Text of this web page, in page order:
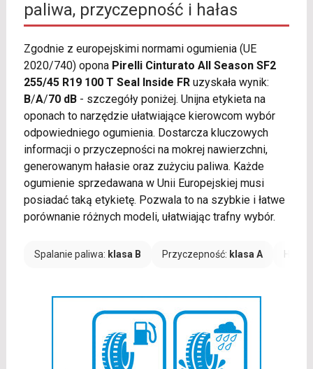
paliwa, przyczepność i hałas
Zgodnie z europejskimi normami ogumienia (UE
2020/740) opona Pirelli Cinturato All Season SF2
255/45 R19 100 T Seal Inside FRuzyskała wynik:
B/A/70 dB- szczegóły poniżej. Unijna etykieta na
oponach to narzędzie ułatwiające kierowcom wybór
odpowiedniego ogumienia. Dostarcza kluczowych
informacji o przyczepności na mokrej nawierzchni,
generowanym hałasie oraz zużyciu paliwa. Każde
ogumienie sprzedawana w Unii Europejskiej musi
posiadać taką etykietę. Pozwala to na szybkie i łatwe
porównanie różnych modeli, ułatwiając trafny wybór.
Spalanie paliwa: klasa B Przyczepność: klasa A Hałas: